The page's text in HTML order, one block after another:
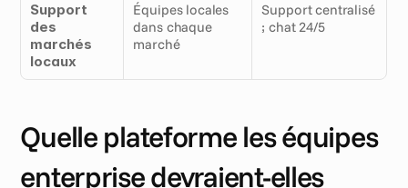
Support
des
marchés
locaux
Équipes locales
dans chaque
marché
Support centralisé
; chat 24/5
Quelle plateforme les équipes
enterprise devraient-elles